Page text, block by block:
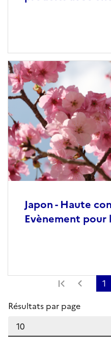
Japon - Haute
Evènement
Première
1
Résultats par page